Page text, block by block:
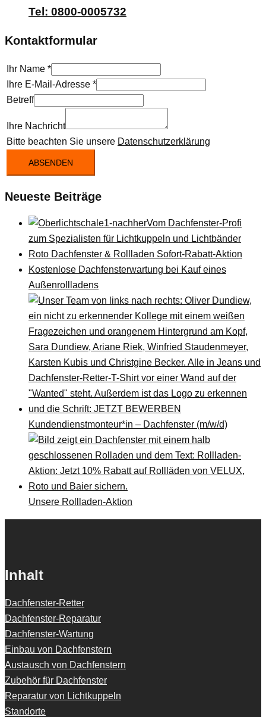
Tel: 0800-0005732
Kontaktformular
Ihr Name *
Ihre E-Mail-Adresse *
Betreff
Ihre Nachricht
Bitte beachten Sie unsere Datenschutzerklärung
ABSENDEN
Neueste Beiträge
Vom Dachfenster-Profi
zum Spezialisten für Lichtkuppeln und Lichtbänder
Roto Dachfenster & Rollladen Sofort-Rabatt-Aktion
Kostenlose Dachfensterwartung bei Kauf eines
Außenrollladens
Kundendienstmonteur*in – Dachfenster (m/w/d)
Unsere Rollladen-Aktion
Inhalt
Dachfenster-Retter
Dachfenster-Reparatur
Dachfenster-Wartung
Einbau von Dachfenstern
Austausch von Dachfenstern
Zubehör für Dachfenster
Reparatur von Lichtkuppeln
Standorte